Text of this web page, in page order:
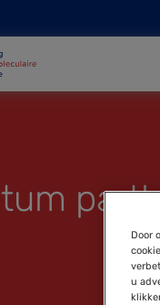
Door
u